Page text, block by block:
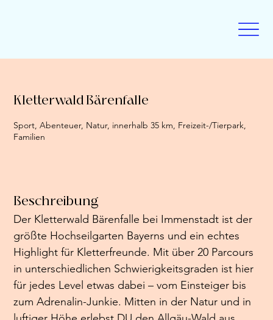
Kletterwald Bärenfalle
Sport, Abenteuer, Natur, innerhalb 35 km, Freizeit-/Tierpark,
Familien
Beschreibung
Der Kletterwald Bärenfalle bei Immenstadt ist der
größte Hochseilgarten Bayerns und ein echtes
Highlight für Kletterfreunde. Mit über 20 Parcours
in unterschiedlichen Schwierigkeitsgraden ist hier
für jedes Level etwas dabei – vom Einsteiger bis
zum Adrenalin-Junkie. Mitten in der Natur und in